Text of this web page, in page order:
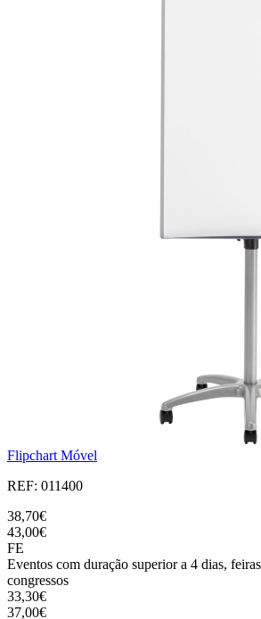
Flipchart Móvel
REF: 011400
38,70€
43,00€
FE
Eventos com duração superior a 4 dias,
congressos
33,30€
37,00€